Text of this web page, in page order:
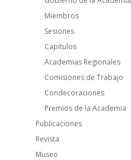
Miembros
Sesiones
Capítulos
Academias Regionales
Comisiones de Trabajo
Condecoraciones
Premios de la Academia
Publicaciones
Revista
Museo